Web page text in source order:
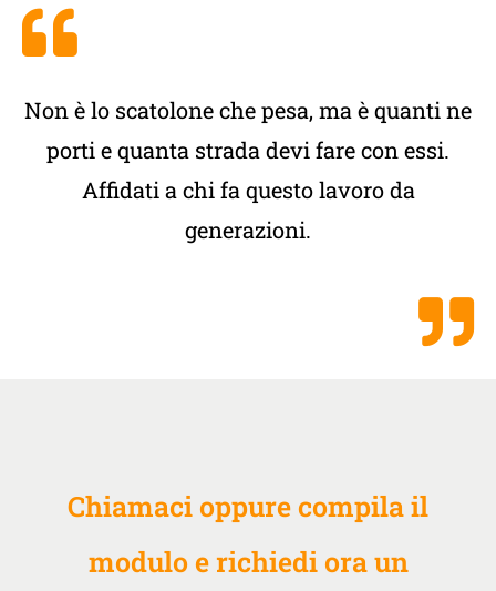
Non è lo scatolone che pesa, ma è quanti ne
porti e quanta strada devi fare con essi.
Affidati a chi fa questo lavoro da
generazioni.
Chiamaci oppure compila il
modulo e richiedi ora un